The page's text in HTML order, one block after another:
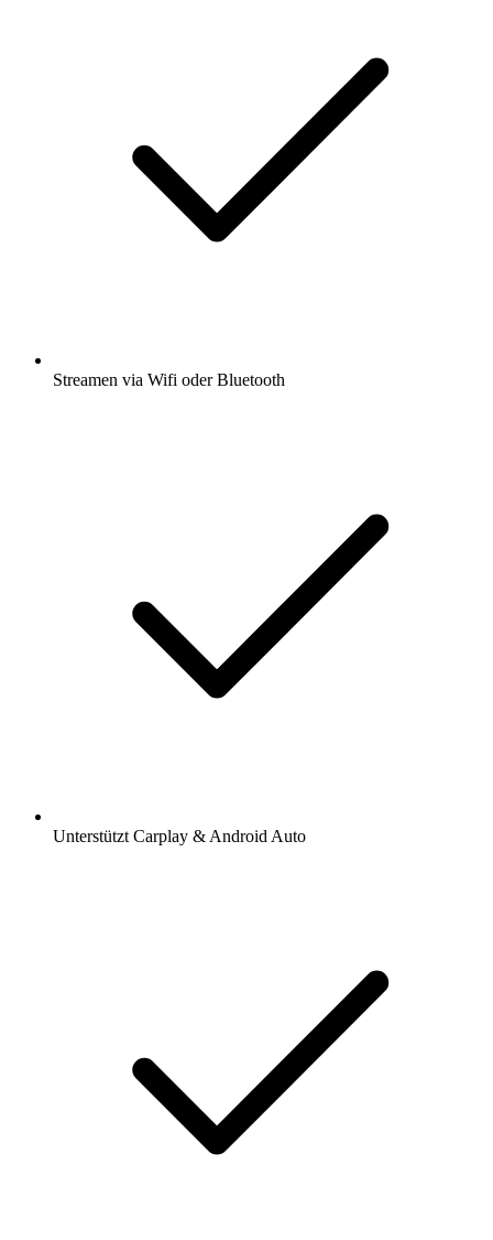
Streamen via Wifi oder Bluetooth
Unterstützt Carplay & Android Auto